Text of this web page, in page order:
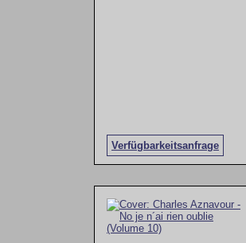
Verfügbarkeitsanfrage